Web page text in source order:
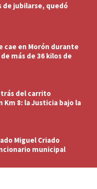
de jubilarse, quedó
cae en Morón durante
más de 36 kilos de
del carrito
Km 8: la Justicia bajo la
Miguel Criado
municipal